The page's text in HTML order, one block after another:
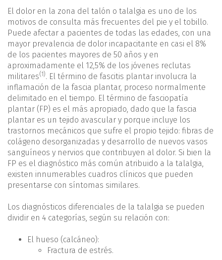
El dolor en la zona del talón o talalgia es uno de los
motivos de consulta más frecuentes del pie y el tobillo.
Puede afectar a pacientes de todas las edades, con una
mayor prevalencia de dolor incapacitante en casi el 8%
de los pacientes mayores de 50 años y en
aproximadamente el 12,5% de los jóvenes reclutas
militares(1). El término de fascitis plantar involucra la
inflamación de la fascia plantar, proceso normalmente
delimitado en el tiempo. El término de fasciopatía
plantar (FP) es el más apropiado, dado que la fascia
plantar es un tejido avascular y porque incluye los
trastornos mecánicos que sufre el propio tejido: fibras de
colágeno desorganizadas y desarrollo de nuevos vasos
sanguíneos y nervios que contribuyen al dolor. Si bien la
FP es el diagnóstico más común atribuido a la talalgia,
existen innumerables cuadros clínicos que pueden
presentarse con síntomas similares.
Los diagnósticos diferenciales de la talalgia se pueden
dividir en 4 categorías, según su relación con:
El hueso (calcáneo):
Fractura de estrés.